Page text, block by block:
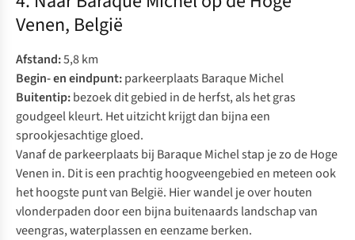
Venen, België
Afstand:5,8 km
Begin- en eindpunt:parkeerplaats Baraque Michel
Buitentip:bezoek dit gebied in de herfst, als het gras
goudgeel kleurt. Het uitzicht krijgt dan bijna een
sprookjesachtige gloed.
Vanaf de parkeerplaats bij Baraque Michel stap je zo de Hoge
Venen in. Dit is een prachtig hoogveengebied en meteen ook
het hoogste punt van België. Hier wandel je over houten
vlonderpaden door een bijna buitenaards landschap van
veengras, waterplassen en eenzame berken.